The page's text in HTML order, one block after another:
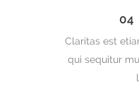
04
Claritas est
qui sequitur